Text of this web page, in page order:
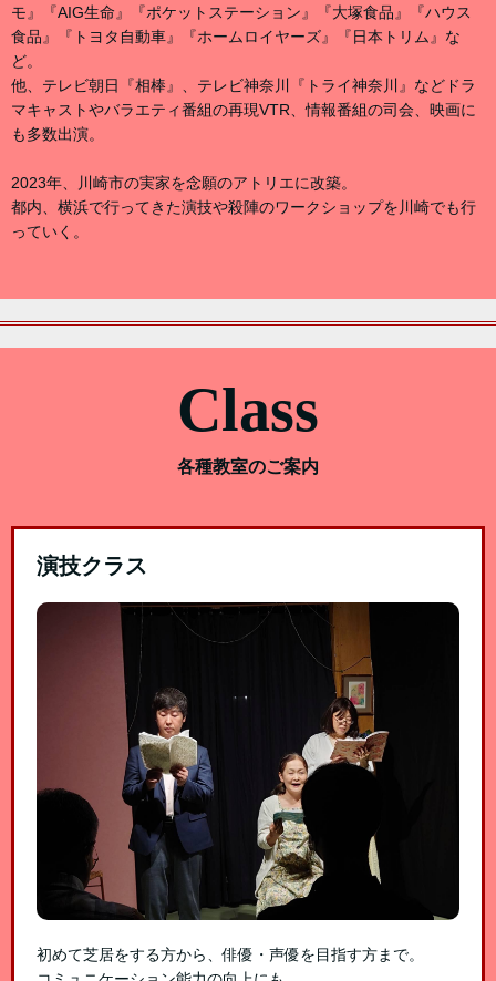
モ』『AIG生命』『ポケットステーション』『大塚食品』『ハウス
食品』『トヨタ自動車』『ホームロイヤーズ』『日本トリム』な
ど。
他、テレビ朝日『相棒』、テレビ神奈川『トライ神奈川』などドラ
マキャストやバラエティ番組の再現VTR、情報番組の司会、映画に
も多数出演。
2023年、川崎市の実家を念願のアトリエに改築。
都内、横浜で行ってきた演技や殺陣のワークショップを川崎でも行
っていく。
Class
各種教室のご案内
演技クラス
初めて芝居をする方から、俳優・声優を目指す方まで。